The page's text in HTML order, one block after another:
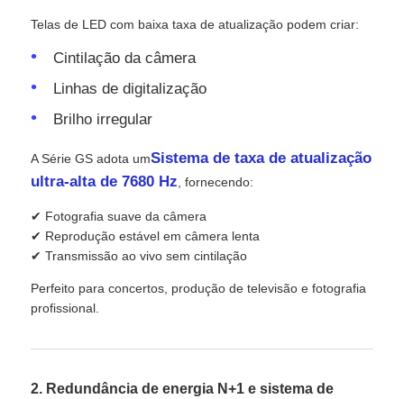
Telas de LED com baixa taxa de atualização podem criar:
Cintilação da câmera
Linhas de digitalização
Brilho irregular
A Série GS adota umSistema de taxa de atualização
ultra-alta de 7680 Hz , fornecendo:
✔ Fotografia suave da câmera
✔ Reprodução estável em câmera lenta
✔ Transmissão ao vivo sem cintilação
Perfeito para concertos, produção de televisão e fotografia
profissional.
2. Redundância de energia N+1 e sistema de